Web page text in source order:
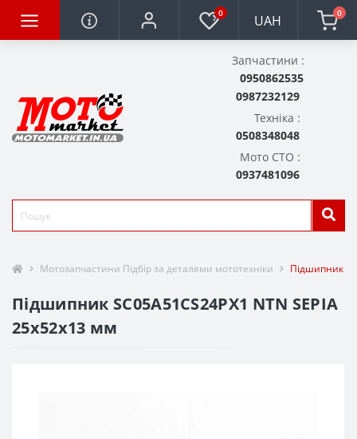
0 UAH 0
Запчастини :
0950862535
0987232129
Техніка :
0508348048
Мото СТО :
0937481096
Мотозапчастини Підбір за деталями мототехніки Підшипник
Підшипник SC05A51CS24PX1 NTN SEPIA
25x52x13 мм